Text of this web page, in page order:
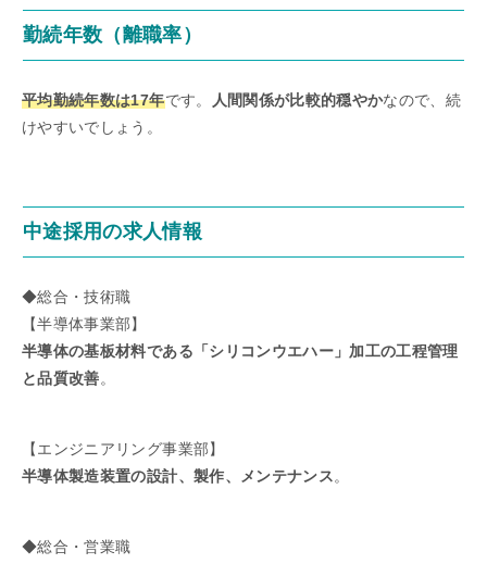
勤続年数（離職率）
平均勤続年数は17年です。 人間関係が比較的穏やかなので、続
けやすいでしょう。
中途採用の求人情報
◆総合・技術職
【半導体事業部】
半導体の基板材料である「シリコンウエハー」加工の工程管理
と品質改善。
【エンジニアリング事業部】
半導体製造装置の設計、製作、メンテナンス。
◆総合・営業職